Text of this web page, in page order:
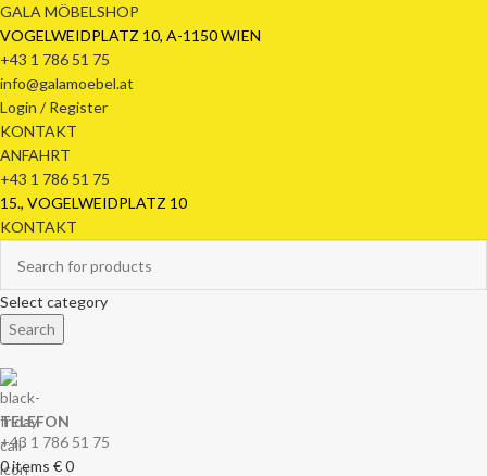
GALA MÖBELSHOP
VOGELWEIDPLATZ 10, A-1150 WIEN
+43 1 786 51 75
info@galamoebel.at
Login / Register
KONTAKT
ANFAHRT
+43 1 786 51 75
15., VOGELWEIDPLATZ 10
KONTAKT
Select category
Search
TELEFON
+43 1 786 51 75
0items €0